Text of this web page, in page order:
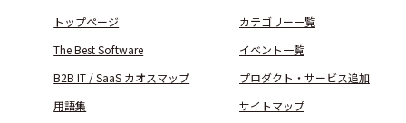
トップページ
カテゴリー一覧
The Best Software
イベント一覧
B2B IT / SaaS カオスマップ
プロダクト・サービス追加
用語集
サイトマップ